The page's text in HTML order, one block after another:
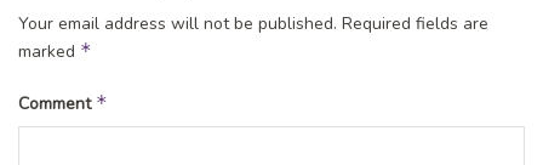
Your email address will not be published. Required fields are
marked *
Comment *